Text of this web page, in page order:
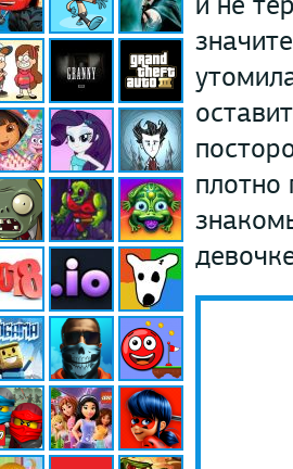
плотно